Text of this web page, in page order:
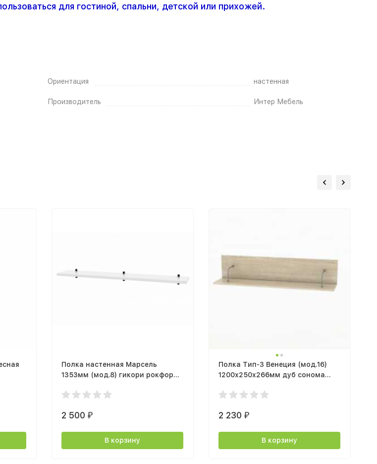
для гостиной, спальни, детской или прихожей.
Ориентация настенная
Производитель Интер Мебель
Полка настенная Марсель
1353мм (мод.8) гикори рокфорд
2 500 ₽
В корзину
Полка Тип-3 Венеция (мод.16)
1200х250х266мм дуб сонома
2 230 ₽
В корзину